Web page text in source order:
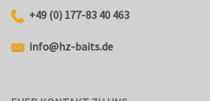
+49 (0) 177-83 40 463
info@hz-baits.de